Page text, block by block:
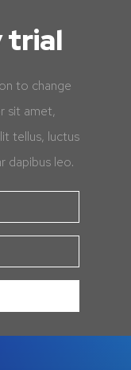
trial
to change
sit amet,
tellus, luctus
dapibus leo.